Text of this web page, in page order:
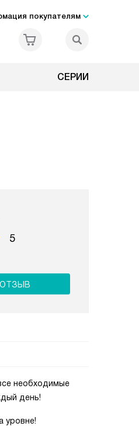
покупателям
СЕРИИ
5
необходимые
день!
уровне!